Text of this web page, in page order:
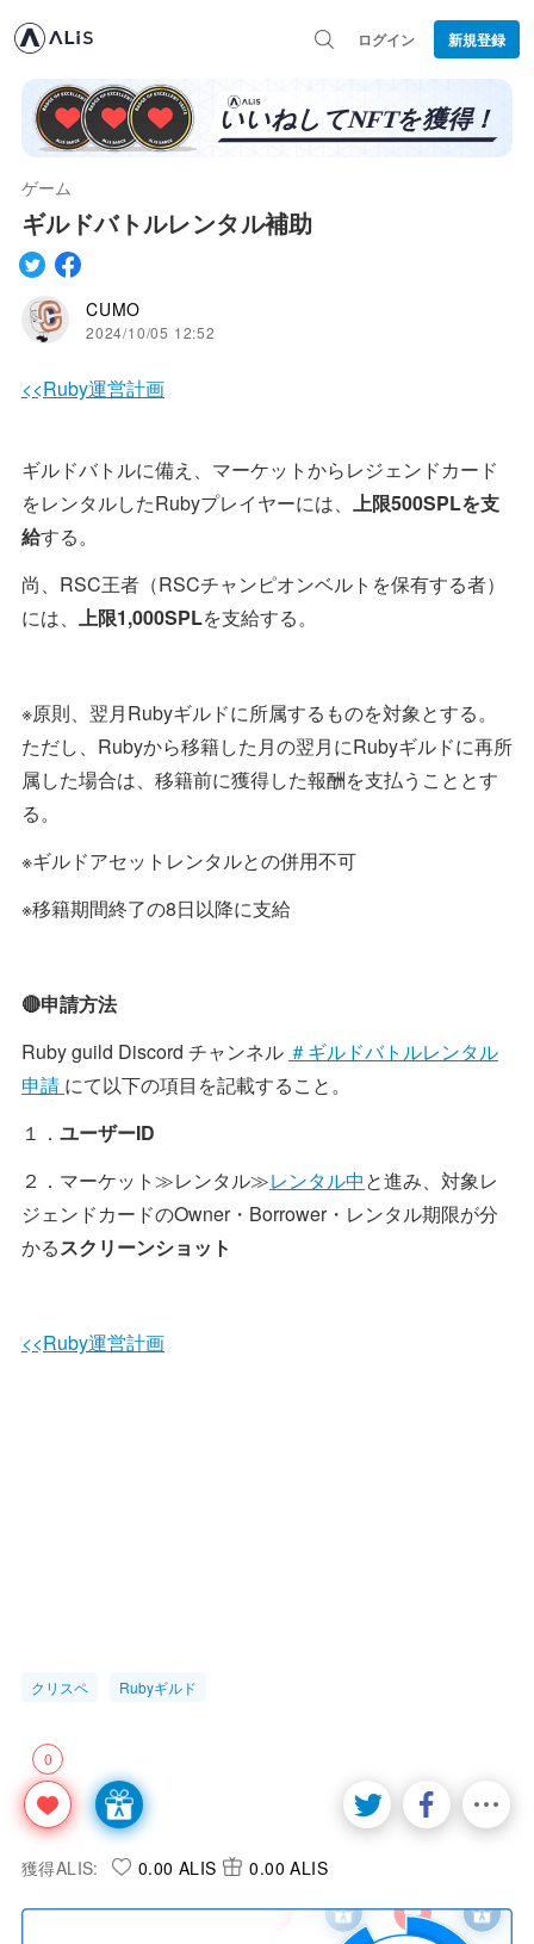
ログイン 新規登録
ゲーム
ギルドバトルレンタル補助
CUMO
2024/10/05 12:52
<<Ruby運営計画
ギルドバトルに備え、マーケットからレジェンドカード
をレンタルしたRubyプレイヤーには、 上限500SPLを支
給する。
尚、RSC王者（RSCチャンピオンベルトを保有する者）
には、 上限1,000SPLを支給する。
※原則、翌月Rubyギルドに所属するものを対象とする。
ただし、Rubyから移籍した月の翌月にRubyギルドに再所
属した場合は、移籍前に獲得した報酬を支払うこととす
る。
※ギルドアセットレンタルとの併用不可
※移籍期間終了の8日以降に支給
🔴申請方法
Ruby guild Discord チャンネル ＃ギルドバトルレンタル
申請 にて以下の項目を記載すること。
１． ユーザーID
２．マーケット≫レンタル≫レンタル中と進み、対象レ
ジェンドカードのOwner・Borrower・レンタル期限が分
かるスクリーンショット
<<Ruby運営計画
クリスペ Rubyギルド
0
獲得ALIS: 0.00 ALIS 0.00 ALIS